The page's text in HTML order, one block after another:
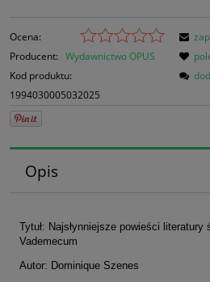
Ocena:
Producent: Wydawnictwo OPUS
Kod produktu:
1994030005032025
Opis
Tytuł: Najsłynniejsze powieści
Vademecum
Autor: Dominique Szenes